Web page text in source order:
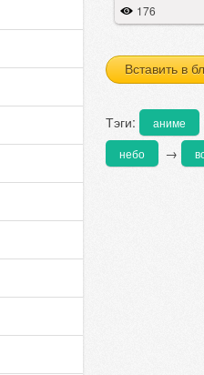
176
Вставить в
Тэги:
аниме
небо
→